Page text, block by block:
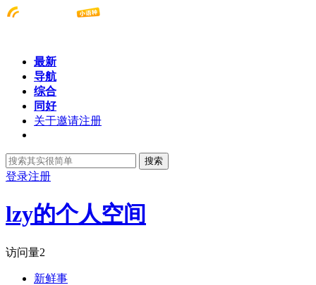
最新
导航
综合
同好
关于邀请注册
搜索
登录注册
lzy的个人空间
访问量2
新鲜事